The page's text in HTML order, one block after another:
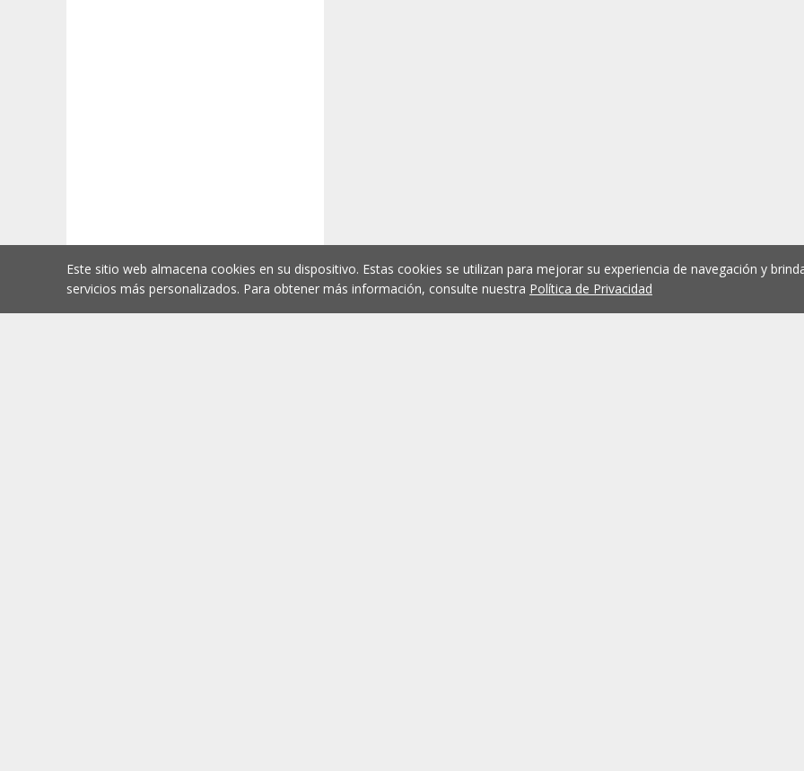
Este sitio web almacena cookies en su dispositivo. Estas cookies se utilizan para mejorar su experiencia de navegación y
servicios más personalizados. Para obtener más información, consulte nuestra Política de Privacidad